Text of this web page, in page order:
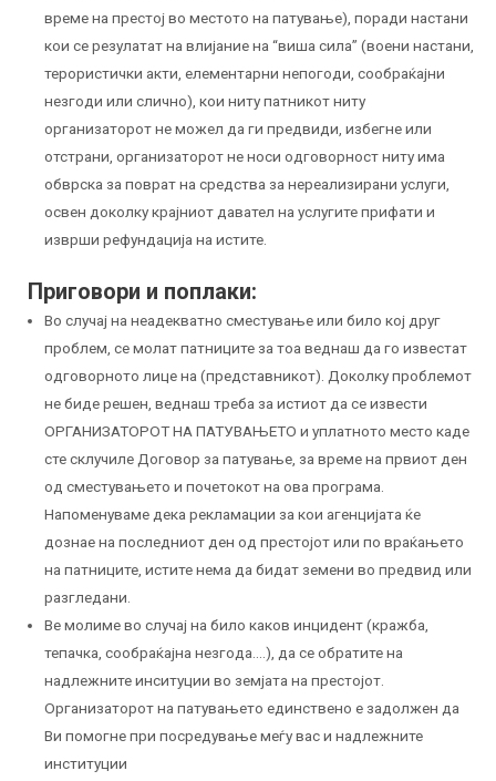
време на престој во местото на патување), поради настани
кои се резулатат на влијание на “виша сила” (воени настани,
терористички акти, елементарни непогоди, сообраќајни
незгоди или слично), кои ниту патникот ниту
организаторот не можел да ги предвиди, избегне или
отстрани, организаторот не носи одговорност ниту има
обврска за поврат на средства за нереализирани услуги,
освен доколку крајниот давател на услугите прифати и
изврши рефундација на истите.
Приговори и поплаки:
Во случај на неадекватно сместување или било кој друг
проблем, се молат патниците за тоа веднаш да го известат
одговорното лице на (представникот). Доколку проблемот
не биде решен, веднаш треба за истиот да се извести
ОРГАНИЗАТОРОТ НА ПАТУВАЊЕТО и уплатното место каде
сте склучиле Договор за патување, за време на првиот ден
од сместувањето и почетокот на ова програма.
Напоменуваме дека рекламации за кои агенцијата ќе
дознае на последниот ден од престојот или по враќањето
на патниците, истите нема да бидат земени во предвид или
разгледани.
Ве молиме во случај на било каков инцидент (кражба,
тепачка, сообраќајна незгода….), да се обратите на
надлежните инситуции во земјата на престојот.
Организаторот на патувањето единствено е задолжен да
Ви помогне при посредување меѓу вас и надлежните
институции